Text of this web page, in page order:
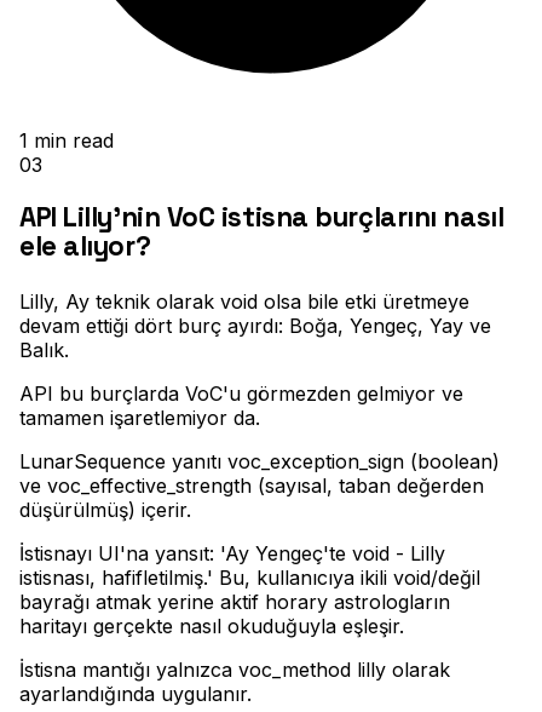
1 min read
03
API Lilly'nin VoC istisna burçlarını nasıl
ele alıyor?
Lilly, Ay teknik olarak void olsa bile etki üretmeye
devam ettiği dört burç ayırdı: Boğa, Yengeç, Yay ve
Balık.
API bu burçlarda VoC'u görmezden gelmiyor ve
tamamen işaretlemiyor da.
LunarSequence yanıtı voc_exception_sign (boolean)
ve voc_effective_strength (sayısal, taban değerden
düşürülmüş) içerir.
İstisnayı UI'na yansıt: 'Ay Yengeç'te void - Lilly
istisnası, hafifletilmiş.' Bu, kullanıcıya ikili void/değil
bayrağı atmak yerine aktif horary astrologların
haritayı gerçekte nasıl okuduğuyla eşleşir.
İstisna mantığı yalnızca voc_method lilly olarak
ayarlandığında uygulanır.